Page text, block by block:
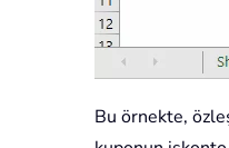
Bu örnekte,